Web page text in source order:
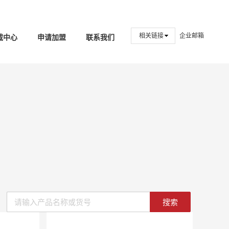
中心 申请加盟 联系我们 相关链接 企业邮箱
搜索